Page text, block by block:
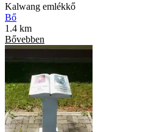
Kalwang emlékkő
Bő
1.4 km
Bővebben